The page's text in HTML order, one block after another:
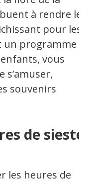
à rendre le
pour les
un programme
vous
s’amuser,
souvenirs
de sieste
les heures de